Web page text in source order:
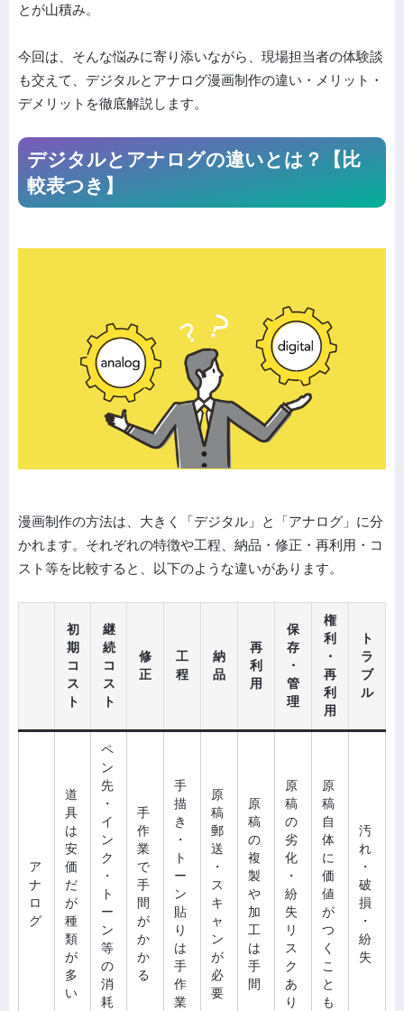
とが山積み。
今回は、そんな悩みに寄り添いながら、現場担当者の体験談
も交えて、デジタルとアナログ漫画制作の違い・メリット・
デメリットを徹底解説します。
デジタルとアナログの違いとは？【比
較表つき】
漫画制作の方法は、大きく「デジタル」と「アナログ」に分
かれます。それぞれの特徴や工程、納品・修正・再利用・コ
スト等を比較すると、以下のような違いがあります。
初
期
コ
ス
ト
継
続
コ
ス
ト
修
正
工
程
納
品
再
利
用
保
存
・
管
理
権
利
・
再
利
用
ト
ラ
ブ
ル
ア
ナ
ロ
グ
道
具
は
安
価
だ
が
種
類
が
多
い
ペ
ン
先
・
イ
ン
ク
・
ト
ー
ン
等
の
消
耗
手
作
業
で
手
間
が
か
か
る
手
描
き
・
ト
ー
ン
貼
り
は
手
作
業
原
稿
郵
送
・
ス
キ
ャ
ン
が
必
要
原
稿
の
複
製
や
加
工
は
手
間
原
稿
の
劣
化
・
紛
失
リ
ス
ク
あ
り
原
稿
自
体
に
価
値
が
つ
く
こ
と
も
汚
れ
・
破
損
・
紛
失